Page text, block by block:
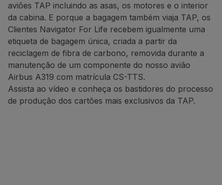
aviões TAP incluindo as asas, os motores e o interior
da cabina. E porque a bagagem também viaja TAP, os
Clientes Navigator For Life recebem igualmente uma
etiqueta de bagagem única, criada a partir da
reciclagem de fibra de carbono, removida durante a
manutenção de um componente do nosso avião
Airbus A319 com matrícula CS-TTS.
Assista ao vídeo e conheça os bastidores do processo
de produção dos cartões mais exclusivos da TAP.